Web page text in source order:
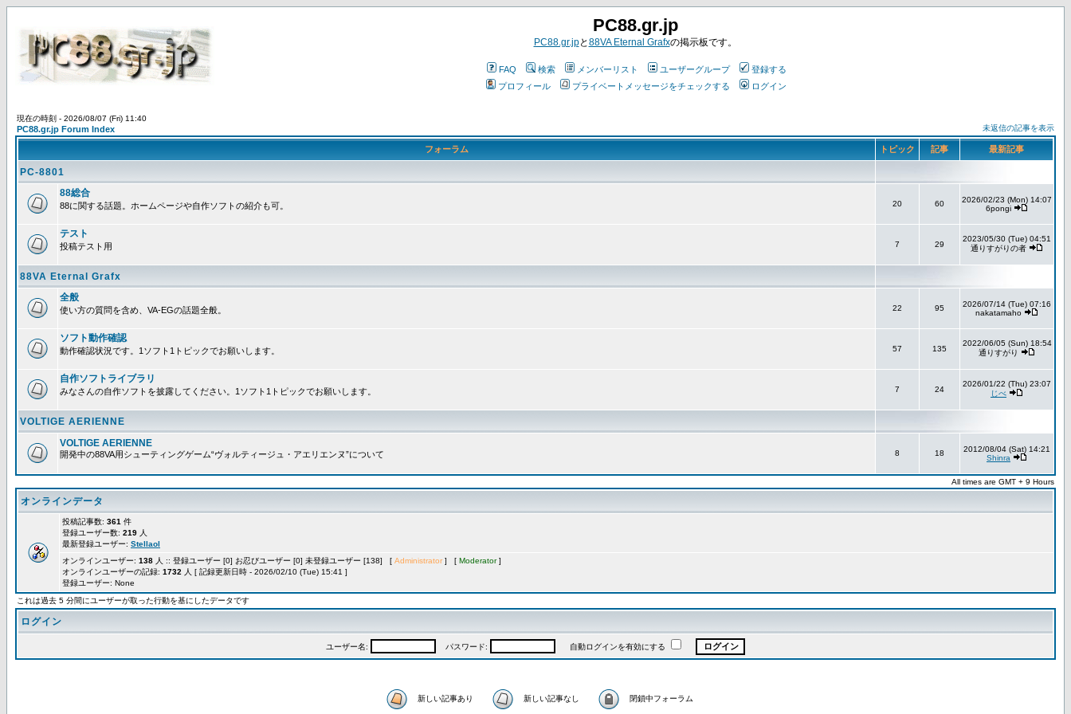
PC88.gr.jp
PC88.gr.jpと88VA Eternal Grafxの掲示板です。
FAQ 検索 メンバーリスト ユーザーグループ
登録する
プロフィール
プライベートメッセージをチェックする ログイン
現在の時刻 - 2026/08/07 (Fri) 11:40
PC88.gr.jp Forum Index 未返信の記事を表示
フォーラム トピック 記事 最新記事
PC-8801
88総合
88に関する話題。ホームページや自作ソフトの紹介も可。 20 60
2026/02/23 (Mon) 14:07
6pongi
テスト
投稿テスト用 7 29
2023/05/30 (Tue) 04:51
通りすがりの者
88VA Eternal Grafx
全般
使い方の質問を含め、VA-EGの話題全般。 22 95
2026/07/14 (Tue) 07:16
nakatamaho
ソフト動作確認
動作確認状況です。1ソフト1トピックでお願いします。 57 135
2022/06/05 (Sun) 18:54
通りすがり
自作ソフトライブラリ
みなさんの自作ソフトを披露してください。1ソフト1トピックでお願いします。 7 24
2026/01/22 (Thu) 23:07
じべ
VOLTIGE AERIENNE
VOLTIGE AERIENNE
開発中の88VA用シューティングゲーム“ヴォルティージュ・アエリエンヌ”について 8 18
2012/08/04 (Sat) 14:21
Shinra
All times are GMT + 9 Hours
オンラインデータ
投稿記事数: 361 件
登録ユーザー数: 219 人
最新登録ユーザー: Stellaol
オンラインユーザー: 138 人 :: 登録ユーザー [0] お忍びユーザー [0] 未登録ユーザー [138] [ Administrator ] [ Moderator]
オンラインユーザーの記録: 1732 人 [ 記録更新日時 - 2026/02/10 (Tue) 15:41 ]
登録ユーザー: None
これは過去 5 分間にユーザーが取った行動を基にしたデータです
ログイン
ユーザー名: パスワード: 自動ログインを有効にする
新しい記事あり 新しい記事なし 閉鎖中フォーラム